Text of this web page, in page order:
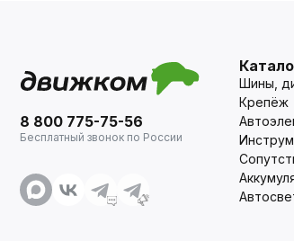
8 800 775-75-56
Бесплатный звонок по России
Шины,
Крепёж